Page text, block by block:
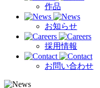
作品
お知らせ
採用情報
お問い合わせ